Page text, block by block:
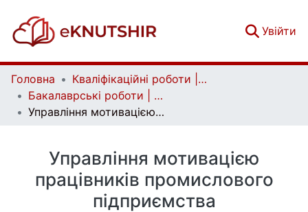
Увійти
Головна
Кваліфікаційні роботи | Qualifying works
Бакалаврські роботи | Bachelor theses
Управління мотивацією працівників промислового підприємства
Управління мотивацією
працівників промислового
підприємства